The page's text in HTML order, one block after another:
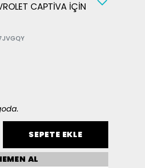
CAPTİVA İÇİN
SEPETE EKLE
AL